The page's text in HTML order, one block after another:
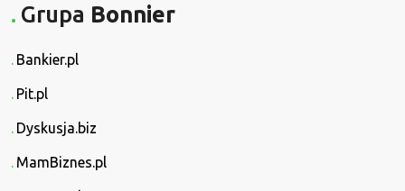
Grupa Bonnier
Bankier.pl
Pit.pl
Dyskusja.biz
MamBiznes.pl